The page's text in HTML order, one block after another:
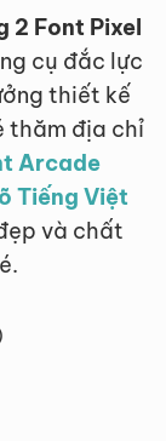
2 Font Pixel
cụ đắc lực
thiết kế
thăm địa chỉ
Arcade
Tiếng Việt
và chất